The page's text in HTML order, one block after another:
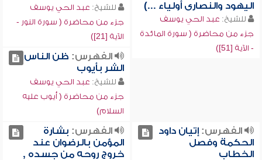
اليهود والنصارى أولياء ...)
للشيخ: عبد الحي يوسف
جزء من محاضرة ( سورة المائدة
- الآية [51])
للشيخ: عبد الحي يوسف
جزء من محاضرة ( سورة النور -
الآية [21])
الفهرس: ظن الناس
الشر بأيوب
للشيخ: عبد الحي يوسف
جزء من محاضرة ( أيوب عليه
السلام)
الفهرس:إتيان داود
الحكمة وفصل
الخطاب
الفهرس: بشارة
المؤمن بالرضوان عند
خروج روحه من جسده ,